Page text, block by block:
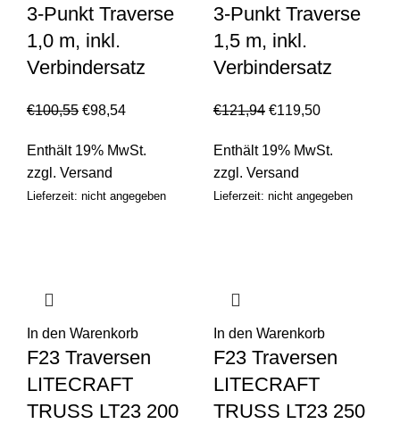
3-Punkt Traverse
1,0 m, inkl.
Verbindersatz
€100,55 €98,54
Enthält 19% MwSt.
zzgl. Versand
Lieferzeit: nicht angegeben
3-Punkt Traverse
1,5 m, inkl.
Verbindersatz
€121,94 €119,50
Enthält 19% MwSt.
zzgl. Versand
Lieferzeit: nicht angegeben
In den Warenkorb
F23 Traversen
LITECRAFT
TRUSS LT23 200
In den Warenkorb
F23 Traversen
LITECRAFT
TRUSS LT23 250